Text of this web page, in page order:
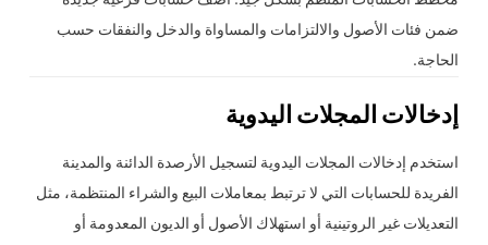
ضمن فئات الأصول والالتزامات والمساواة والدخل والنفقات حسب
الحاجة.
إدخالات المجلات اليدوية
استخدم إدخالات المجلات اليدوية لتسجيل الأرصدة الدائنة والمدينة
الفريدة للحسابات التي لا ترتبط بمعاملات البيع والشراء المنتظمة، مثل
التعديلات غير الروتينية أو استهلاك الأصول أو الديون المعدومة أو